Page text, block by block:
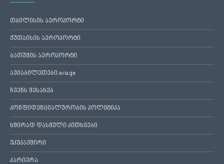
თბილისის აეროპორტი
ქუთაისის აეროპორტი
ბათუმის აეროპორტი
ავიაბილეთები avia.ge
ჩვენს შესახებ
კონფიდენციალურობის პოლიტიკა
ხშირად დასმული კითხვები
უკუკავშირი
კარიერა